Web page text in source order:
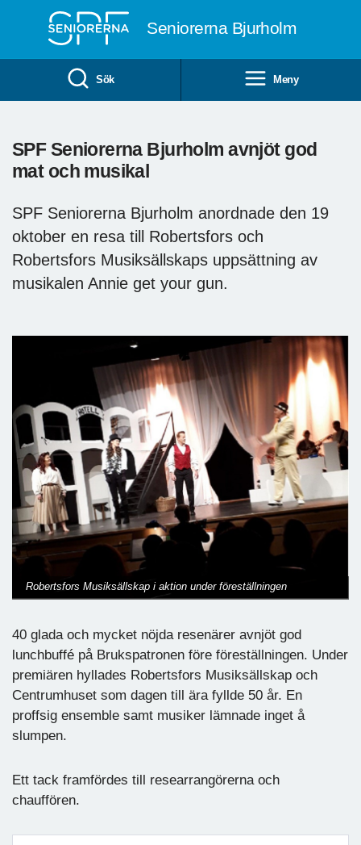
Seniorerna Bjurholm
Sök Meny
SPF Seniorerna Bjurholm avnjöt god
mat och musikal
SPF Seniorerna Bjurholm anordnade den 19
oktober en resa till Robertsfors och
Robertsfors Musiksällskaps uppsättning av
musikalen Annie get your gun.
Robertsfors Musiksällskap i aktion under föreställningen
40 glada och mycket nöjda resenärer avnjöt god
lunchbuffé på Brukspatronen före föreställningen. Under
premiären hyllades Robertsfors Musiksällskap och
Centrumhuset som dagen till ära fyllde 50 år. En
proffsig ensemble samt musiker lämnade inget å
slumpen.
Ett tack framfördes till researrangörerna och
chauffören.